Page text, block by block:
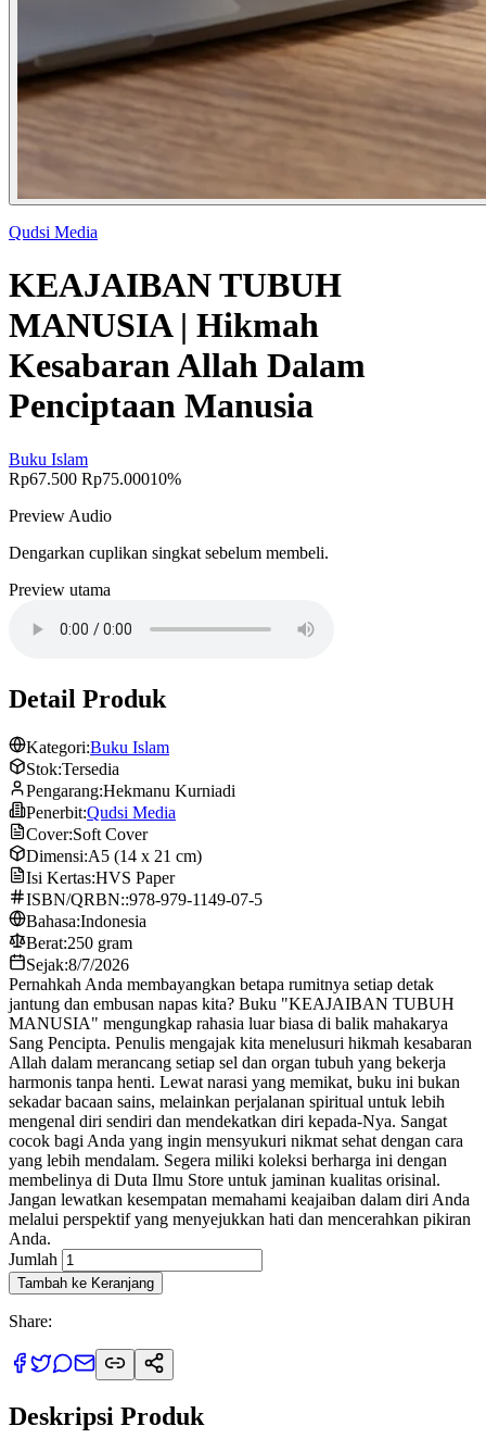
Qudsi Media
KEAJAIBAN TUBUH
MANUSIA | Hikmah
Kesabaran Allah Dalam
Penciptaan Manusia
Buku Islam
Rp67.500 Rp75.00010%
Preview Audio
Dengarkan cuplikan singkat sebelum membeli.
Preview utama
Detail Produk
Kategori:Buku Islam
Stok:Tersedia
Pengarang:Hekmanu Kurniadi
Penerbit:Qudsi Media
Cover:Soft Cover
Dimensi:A5 (14 x 21 cm)
Isi Kertas:HVS Paper
ISBN/QRBN::978-979-1149-07-5
Bahasa:Indonesia
Berat:250 gram
Sejak:8/7/2026
Pernahkah Anda membayangkan betapa rumitnya setiap detak
jantung dan embusan napas kita? Buku "KEAJAIBAN TUBUH
MANUSIA" mengungkap rahasia luar biasa di balik mahakarya
Sang Pencipta. Penulis mengajak kita menelusuri hikmah kesabaran
Allah dalam merancang setiap sel dan organ tubuh yang bekerja
harmonis tanpa henti. Lewat narasi yang memikat, buku ini bukan
sekadar bacaan sains, melainkan perjalanan spiritual untuk lebih
mengenal diri sendiri dan mendekatkan diri kepada-Nya. Sangat
cocok bagi Anda yang ingin mensyukuri nikmat sehat dengan cara
yang lebih mendalam. Segera miliki koleksi berharga ini dengan
membelinya di Duta Ilmu Store untuk jaminan kualitas orisinal.
Jangan lewatkan kesempatan memahami keajaiban dalam diri Anda
melalui perspektif yang menyejukkan hati dan mencerahkan pikiran
Anda.
Jumlah
Tambah ke Keranjang
Share:
Deskripsi Produk